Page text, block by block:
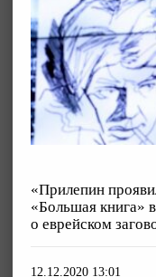
«Прилепин
«Большая книга»
о еврейском
12.12.2020 13:01